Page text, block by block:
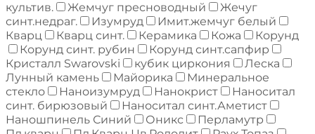
культив.
Жемчуг пресноводный
Жечуг
синт.недраг.
Изумруд
Имит.жемчуг белый
Кварц
Кварц синт. Керамика Кожа
Корунд
Корунд синт. рубин
Корунд синт.сапфир
Кристалл Swarovski
кубик циркония
Леска
Лунный камень
Майорика
Минеральное
стекло
Наноизумруд Нанокрист
Наноситал
синт. бирюзовый
Наноситал синт.Аметист
Наношпинель Синий
Оникс
Перламутр